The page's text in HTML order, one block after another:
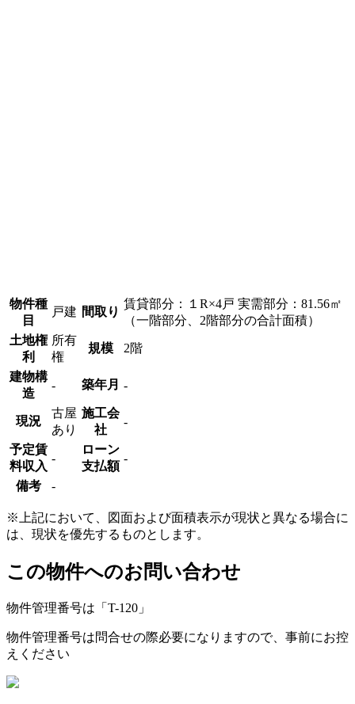
物件種
目
戸建 間取り
賃貸部分：１R×4戸 実需部分：81.56㎡
（一階部分、2階部分の合計面積）
土地権
利
所有
権
規模 2階
建物構
造
- 築年月 -
現況
古屋
あり
施工会
社
-
予定賃
料収入
‐
ローン
支払額
‐
備考 -
※上記において、図面および面積表示が現状と異なる場合に
は、現状を優先するものとします。
この物件へのお問い合わせ
物件管理番号は「 T-120 」
物件管理番号は問合せの際必要になりますので、事前にお控
えください